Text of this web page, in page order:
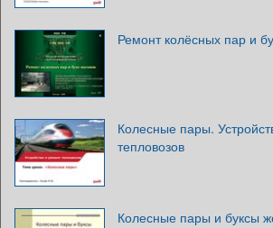
Ремонт колёсных пар и
Колесные пары.
тепловозов
Колесные пары и буксы